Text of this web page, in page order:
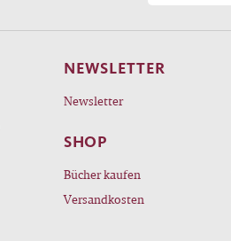
NEWSLETTER
Newsletter
SHOP
Bücher kaufen
Versandkosten